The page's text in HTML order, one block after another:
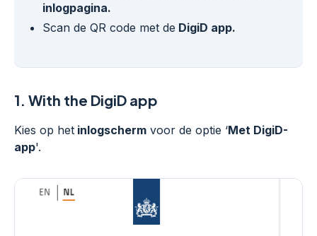
inlogpagina.
Scan de QR code met de DigiD app.
1. With the DigiD app
Kies op het inlogscherm voor de optie ‘Met DigiD-
app'.